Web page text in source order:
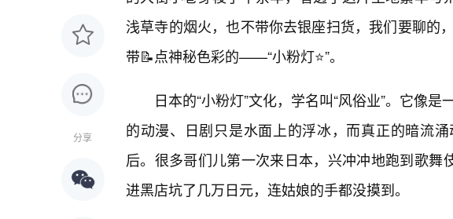
分享
浅草寺的烟火，也不带你去银座扫货，我们要聊的
带📝点神秘色彩的——“小粉灯⭐”。
日本的“小粉灯”文化，学名叫“风俗业”。它像
的动漫、日剧只是水面上的浮冰，而真正的暗流
后。很多哥们儿第一次来日本，兴冲冲地跑到歌舞
进黑店坑了几万日元，连姑娘的手都没摸到。